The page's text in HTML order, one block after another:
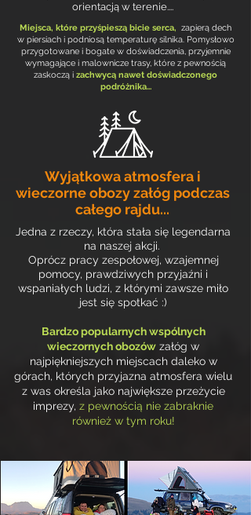
orientacją w terenie....
Miejsca, które przyśpieszą bicie serca, zapierą dech
w piersiach i podniosą temperaturę silnika. Pomysłowo
przygotowane i bogate w doświadczenia, przyjemnie
wymagające i malownicze trasy, które z pewnością
zaskoczą i zachwycą nawet doświadczonego
podróżnika...
Wyjątkowa atmosfera i
wieczorne obozy załóg podczas
całego rajdu...
Jedna z rzeczy, która stała się legendarna
na naszej akcji.
Oprócz pracy zespołowej, wzajemnej
pomocy, prawdziwych przyjaźni i
wspaniałych ludzi, z którymi zawsze miło
jest się spotkać :)
Bardzo popularnych wspólnych
wieczornych obozów załóg w
najpiękniejszych miejscach daleko w
górach, których przyjazna atmosfera wielu
z was określa jako największe przeżycie
imprezy, z pewnością nie zabraknie
również w tym roku!